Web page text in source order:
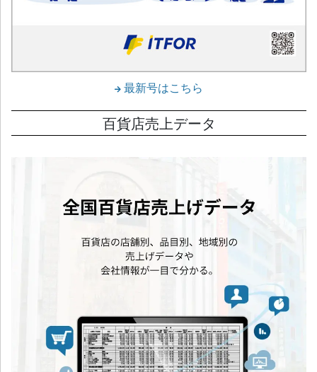
最新号はこちら
百貨店売上データ